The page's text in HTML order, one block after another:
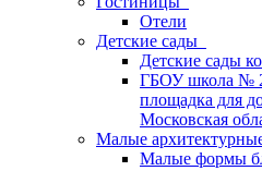
Отели
Детские сады
Детские сады
ГБОУ школа №
площадка для
Московская
Малые
Малые формы